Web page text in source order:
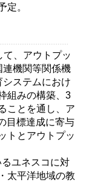
定。
、アウトプッ
連機関等関係機
ステムにおけ
組みの構築、3
ことを通し、ア
目標達成に寄与
トとアウトプッ
ユネスコに対
太平洋地域の教